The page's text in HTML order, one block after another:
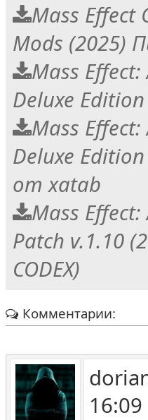
Mass Effect
Mods (2025)
Mass
Deluxe
Mass
Deluxe
от xatab
Mass
Patch v.1.10
CODEX)
Комментарии: